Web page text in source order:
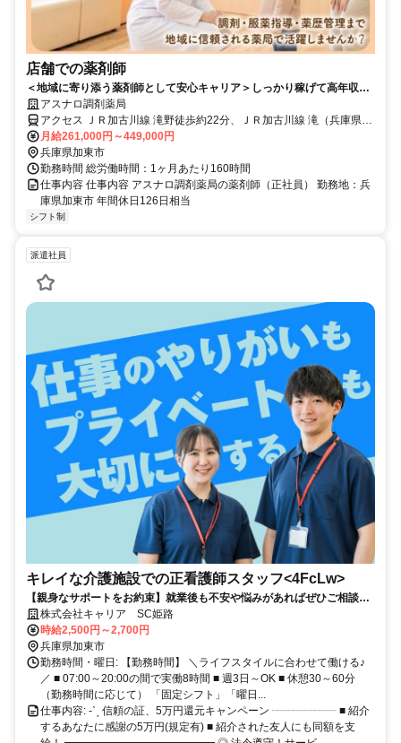
店舗での薬剤師
＜地域に寄り添う薬剤師として安心キャリア＞しっかり稼げて高年収を
実現！／店舗薬剤師としてキャリアスタート／休み充実で私生活と両立
可能／研修・福利厚生充実で長く働ける環境
アスナロ調剤薬局
アクセス ＪＲ加古川線 滝野徒歩約22分、ＪＲ加古川線 滝（兵庫県）
徒歩約31分、ＪＲ加古川線 社町徒歩約41分
月給261,000円～449,000円
兵庫県加東市
勤務時間 総労働時間：1ヶ月あたり160時間
仕事内容 仕事内容 アスナロ調剤薬局の薬剤師（正社員） 勤務地：兵
庫県加東市 年間休日126日相当
シフト制
派遣社員
キレイな介護施設での正看護師スタッフ<4FcLw>
【親身なサポートをお約束】就業後も不安や悩みがあればぜひご相談く
ださい！★自由なライフスタイル◎残業なし
株式会社キャリア SC姫路
時給2,500円～2,700円
兵庫県加東市
勤務時間・曜日: 【勤務時間】 ＼ライフスタイルに合わせて働ける♪
／ ■ 07:00～20:00の間で実働8時間 ■ 週3日～OK ■ 休憩30～60分
（勤務時間に応じて） 「固定シフト」「曜日...
仕事内容: -ˋˏ 信頼の証、5万円還元キャンペーン ┈┈┈┈┈┈ ■ 紹介
するあなたに感謝の5万円(規定有) ■ 紹介された友人にも同額を支